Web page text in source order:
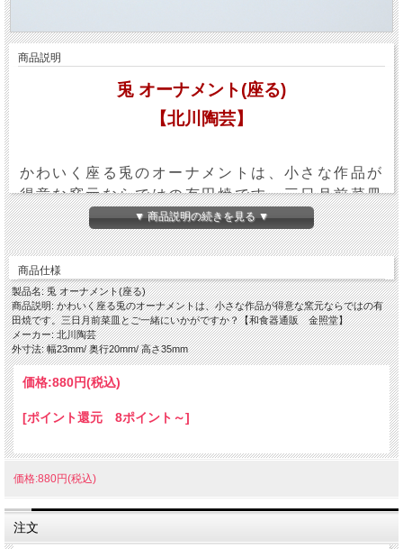
商品説明
兎 オーナメント(座る)
【北川陶芸】
かわいく座る兎のオーナメントは、小さな作品が
得意な窯元ならではの有田焼です。三日月前菜皿
とご一緒にいかがですか？ ※写真はイメージで
す
サイズ：約2.3×2×高さ3.5cm
▼ 商品説明の続きを見る ▼
商品仕様
製品名: 兎 オーナメント(座る)
商品説明: かわいく座る兎のオーナメントは、小さな作品が得意な窯元ならではの有
田焼です。三日月前菜皿とご一緒にいかがですか？【和食器通販 金照堂】
メーカー: 北川陶芸
外寸法: 幅23mm/ 奥行20mm/ 高さ35mm
価格:880円(税込)
[ポイント還元 8ポイント～]
価格:880円(税込)
注文